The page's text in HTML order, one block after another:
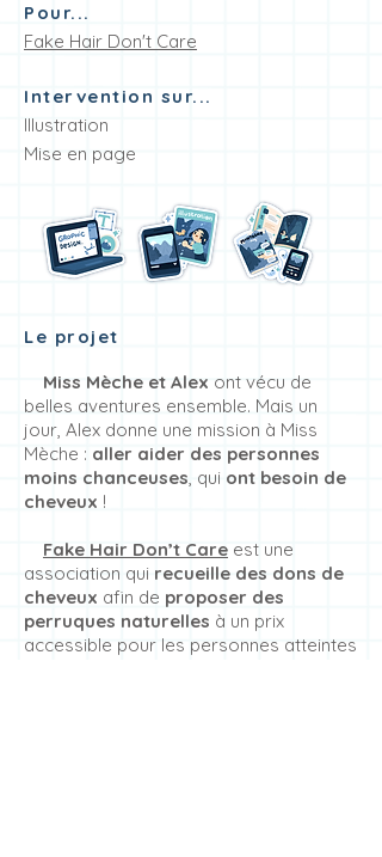
Pour...
Fake Hair Don't Care
Intervention sur...
Illustration
Mise en page
Le projet
Miss Mèche et Alex ont vécu de
belles aventures ensemble. Mais un
jour, Alex donne une mission à Miss
Mèche : aller aider des personnes
moins chanceuses, qui ont besoin de
cheveux !
Fake Hair Don’t Care est une
association qui recueille des dons de
cheveux afin de proposer des
perruques naturelles à un prix
accessible pour les personnes atteintes